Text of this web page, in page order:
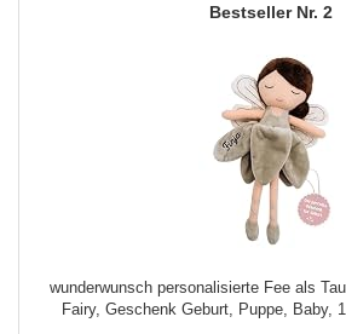
2
wunderwunsch personalisierte Fee als
Fairy, Geschenk Geburt, Puppe, Baby,